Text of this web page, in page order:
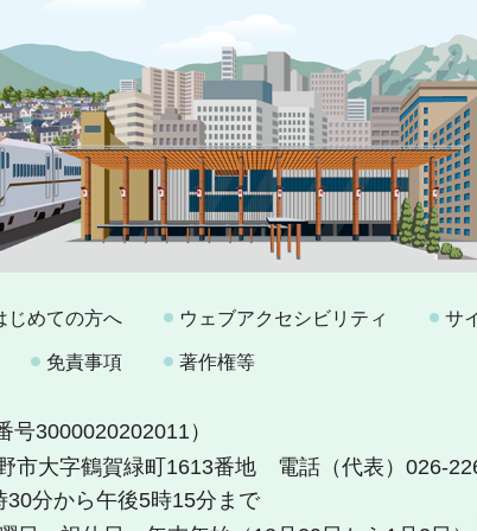
じめての方へ ウェブアクセシビリティ サ
免責事項 著作権等
号3000020202011）
市大字鶴賀緑町1613番地
電話（代表）026-
30分から午後5時15分まで